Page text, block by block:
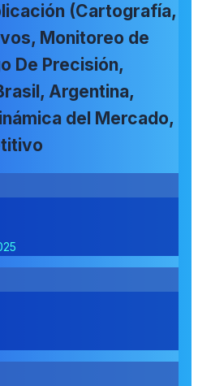
(Cartografía,
Monitoreo de
De Precisión,
Argentina,
del Mercado,